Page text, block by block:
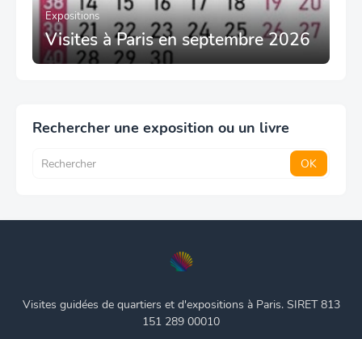
Expositions
Visites à Paris en septembre 2026
Rechercher une exposition ou un livre
Visites guidées de quartiers et d'expositions à Paris. SIRET 813
151 289 00010